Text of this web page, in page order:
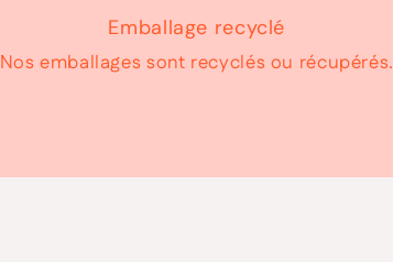
Emballage recyclé
Nos emballages sont recyclés ou récupérés.